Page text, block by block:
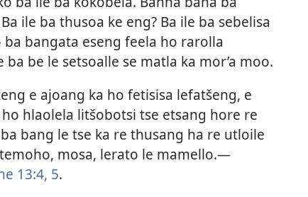
ile ba thusoa ke eng? Ba ile ba sebelisa
bangata eseng feela ho rarolla
be le setsoalle se matla ka mor’a moo.
e ajoang ka ho fetisisa lefatšeng, e
hlaolela litšobotsi tse etsang hore re
bang le tse ka re thusang ha re utloile
mosa, lerato le mamello.—
13:4, 5.